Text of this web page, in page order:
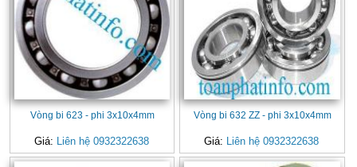
Vòng bi 623 - phi 3x10x4mm
Giá: Liên hệ 0932322638
Vòng bi 632 ZZ - phi 3x10x4mm
Giá: Liên hệ 0932322638